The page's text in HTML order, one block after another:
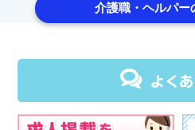
介護職・ヘルパー
よく